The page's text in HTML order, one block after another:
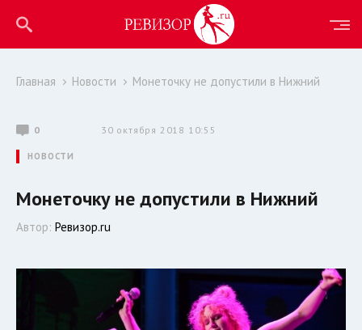
Главная Новости Монеточку не допустили в Нижний
0 30 октября 2018 10:55
НОВОСТИ
Монеточку не допустили в Нижний
Автор: Ревизор.ru